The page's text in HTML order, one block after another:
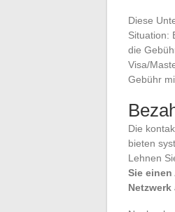
Diese
Situation:
die
Visa/
Gebühr
Die
bieten
Lehnen
Sie einen